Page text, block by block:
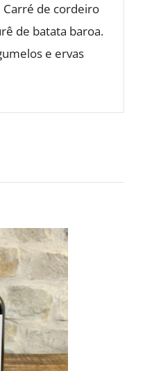
de cordeiro
de batata baroa.
e ervas